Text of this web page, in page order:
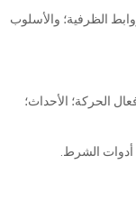
الظرفية؛ والأسلوب
الحركة؛ الأحداث؛
أدوات الشرط.